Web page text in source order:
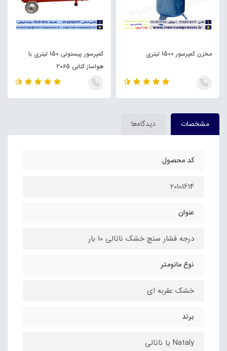
مخزن کمپرسور 1500 لیتری
کمپرسور پیستونی 150 لیتری با
هواساز کتابی 2065
مشخصات دیدگاه‌ها
کد محصول
20101614
عنوان
درجه فشار سنچ خشک ناتالی 10 بار
نوع مانومتر
خشک عقربه ای
برند
Nataly یا ناتالی